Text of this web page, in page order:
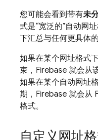
您可能会看到带有未
式是“宽泛的”自动网
下汇总与任何更具体
如果在某个网址格式
束，Firebase 就会从
如果在某个自动网址
期，Firebase 就会从
格式。
自定义网址